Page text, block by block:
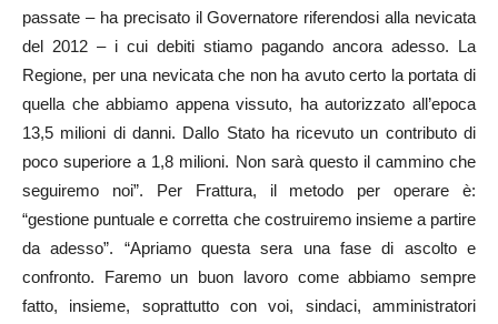
passate – ha precisato il Governatore riferendosi alla nevicata
del 2012 – i cui debiti stiamo pagando ancora adesso. La
Regione, per una nevicata che non ha avuto certo la portata di
quella che abbiamo appena vissuto, ha autorizzato all’epoca
13,5 milioni di danni. Dallo Stato ha ricevuto un contributo di
poco superiore a 1,8 milioni. Non sarà questo il cammino che
seguiremo noi”. Per Frattura, il metodo per operare è:
“gestione puntuale e corretta che costruiremo insieme a partire
da adesso”. “Apriamo questa sera una fase di ascolto e
confronto. Faremo un buon lavoro come abbiamo sempre
fatto, insieme, soprattutto con voi, sindaci, amministratori